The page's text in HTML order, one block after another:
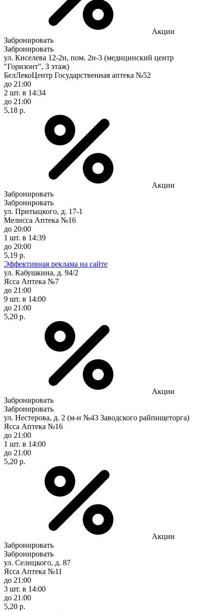
Акции
Забронировать
Забронировать
ул. Киселева 12-2н, пом. 2н-3 (медицинский центр
"Горизонт", 3 этаж)
БелЛекоЦентр Государственная аптека №52
до 21:00
2 шт. в 14:34
до 21:00
5,18 р.
Акции
Забронировать
Забронировать
ул. Притыцкого, д. 17-1
Мелисса Аптека №16
до 20:00
1 шт. в 14:39
до 20:00
5,19 р.
Эффективная реклама на сайте
ул. Кабушкина, д. 94/2
Ясса Аптека №7
до 21:00
9 шт. в 14:00
до 21:00
5,20 р.
Акции
Забронировать
Забронировать
ул. Нестерова, д. 2 (м-н №43 Заводского райпищеторга)
Ясса Аптека №16
до 21:00
1 шт. в 14:00
до 21:00
5,20 р.
Акции
Забронировать
Забронировать
ул. Селицкого, д. 87
Ясса Аптека №11
до 21:00
3 шт. в 14:00
до 21:00
5,20 р.